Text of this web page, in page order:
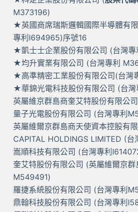
M373196)
★英國商席瑞斯邏輯國際半導體有
專利I694965)序號16
★凱士士企業股份有限公司 (台灣
★均升實業有限公司 (台灣專利
★高準精密工業股份有限公司(台灣
★華錦光電科技股份有限公司 (台
英屬維京群島商奎艾特股份有限公
量子光電股份有限公司 (台灣專利
英屬維爾京群島商天使資本控股有
CAPITAL HOLDINGS LIMITED (
嵩順科技有限公司 (台灣專利
奎艾特股份有限公司 (英屬維爾京
M549491)
羅捷系統股份有限公司 (台灣專利
鼎翰科技股份有限公司 (台灣專利